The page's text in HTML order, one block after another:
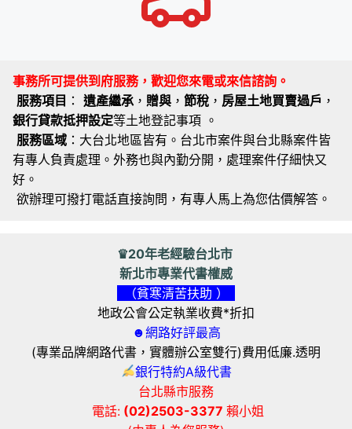
事務所可提供到府服務，歡迎您來電或來信諮詢。
服務項目 ： 遺產繼承 ， 贈與 ， 節稅 ， 房屋土地買賣過戶 ，
銀行貸款抵押設定等土地登記事項 。
服務區域 ：大台北地區皆有。台北市案件與台北縣案件皆
有專人負責處理。外務也與內勤分開，處理案件仔細快又
好。
欲辦理可撥打電話直接詢問，有專人馬上為您估價解答。
♛20年老經驗台北市
新北市專業代書權威
（貧寒清苦扶助 ）
地政公會公定執業收費*折扣
☻網路好評最高
(專業品牌網路代書，實體辦公室雙行)費用低廉.透明
銀行特約A級代書
台北縣市服務
電話: (02)2503-3377 賴小姐